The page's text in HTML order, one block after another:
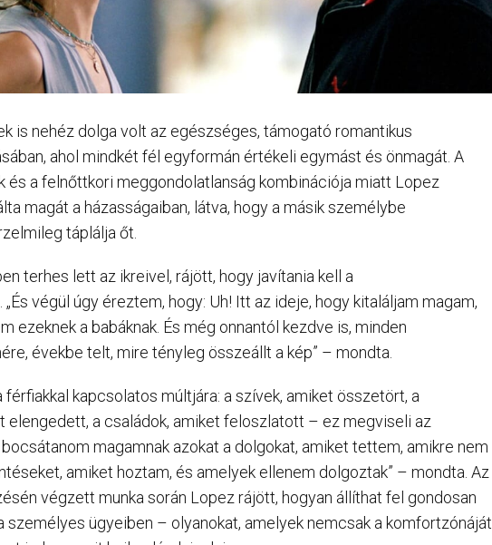
is nehéz dolga volt az egészséges, támogató romantikus
ahol mindkét fél egyformán értékeli egymást és önmagát. A
és a felnőttkori meggondolatlanság kombinációja miatt Lopez
magát a házasságaiban, látva, hogy a másik személybe
táplálja őt.
terhes lett az ikreivel, rájött, hogy javítania kell a
végül úgy éreztem, hogy: Uh! Itt az ideje, hogy kitaláljam magam,
ezeknek a babáknak. És még onnantól kezdve is, minden
évekbe telt, mire tényleg összeállt a kép” – mondta.
férfiakkal kapcsolatos múltjára: a szívek, amiket összetört, a
elengedett, a családok, amiket feloszlatott – ez megviseli az
magamnak azokat a dolgokat, amiket tettem, amikre nem
amiket hoztam, és amelyek ellenem dolgoztak” – mondta. Az
végzett munka során Lopez rájött, hogyan állíthat fel gondosan
ügyeiben – olyanokat, amelyek nemcsak a komfortzónáját